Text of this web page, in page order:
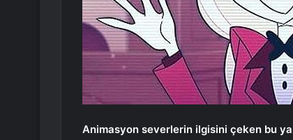
Animasyon severlerin ilgisini çeken bu